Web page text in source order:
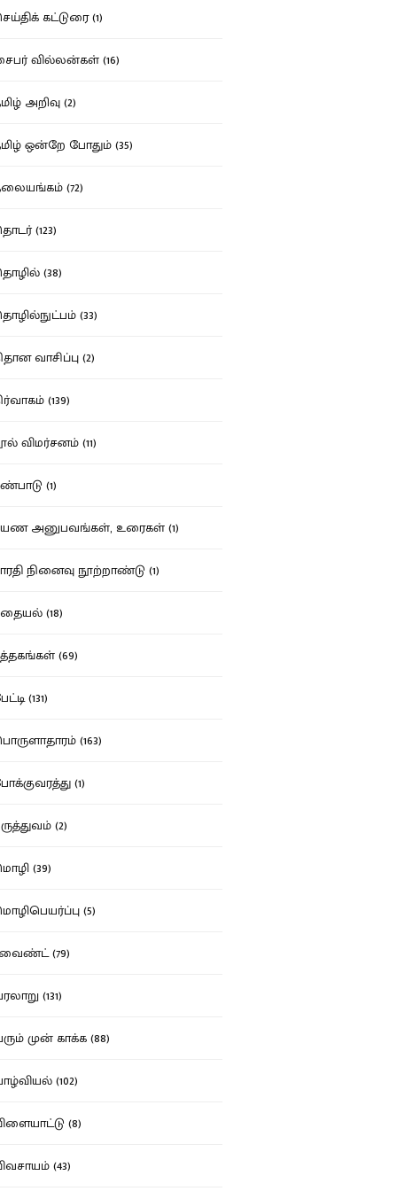
கட்டுரை (1)
வில்லன்கள் (16)
அறிவு (2)
ஒன்றே போதும் (35)
(72)
(123)
(38)
(33)
வாசிப்பு (2)
(139)
விமர்சனம் (11)
(1)
அனுபவங்கள், உரைகள் (1)
நினைவு நூற்றாண்டு (1)
(18)
(69)
(131)
(163)
(1)
(2)
(39)
(5)
(79)
(131)
முன் காக்க (88)
(102)
(8)
(43)